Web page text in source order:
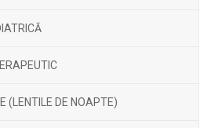
(LENTILE DE NOAPTE)